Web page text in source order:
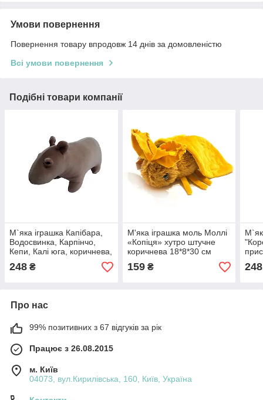
Умови повернення
Повернення товару впродовж 14 днів за домовленістю
Всі умови повернення
Подібні товари компанії
М`яка іграшка Капібара,
Водосвинка, Карпінчо,
Кепи, Калі юга, коричнева,
плюш, Копиця, Україна, 28
см. (00173-6)
248 ₴
М'яка іграшка моль Моллі
«Копіця» хутро штучне
коричнева 18*8*30 см
(00289)
159₴ 248
Про нас
99% позитивних з 67 відгуків за рік
Працює з 26.08.2015
м. Київ
04073, вул.Кирилівська, 160, Київ, Україна